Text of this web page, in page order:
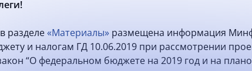
разделе«Материалы» размещена информация
и налогам ГД 10.06.2019 при рассмотрении
“О федеральном бюджете на 2019 год и на